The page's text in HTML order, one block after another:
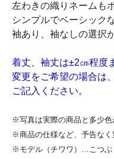
左わきの織りネームも
シンプルでベーシック
袖あり、袖なしの選択
着丈、袖丈は±2㎝程度
変更をご希望の場合は
ご記入ください。
※写真は実際の商品と多少色
※商品の仕様など、予告なく
※モデル（チワワ）…こつぶ